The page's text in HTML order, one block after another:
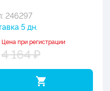
246297
5 дн.
Цена при регистрации
4 164 ₽